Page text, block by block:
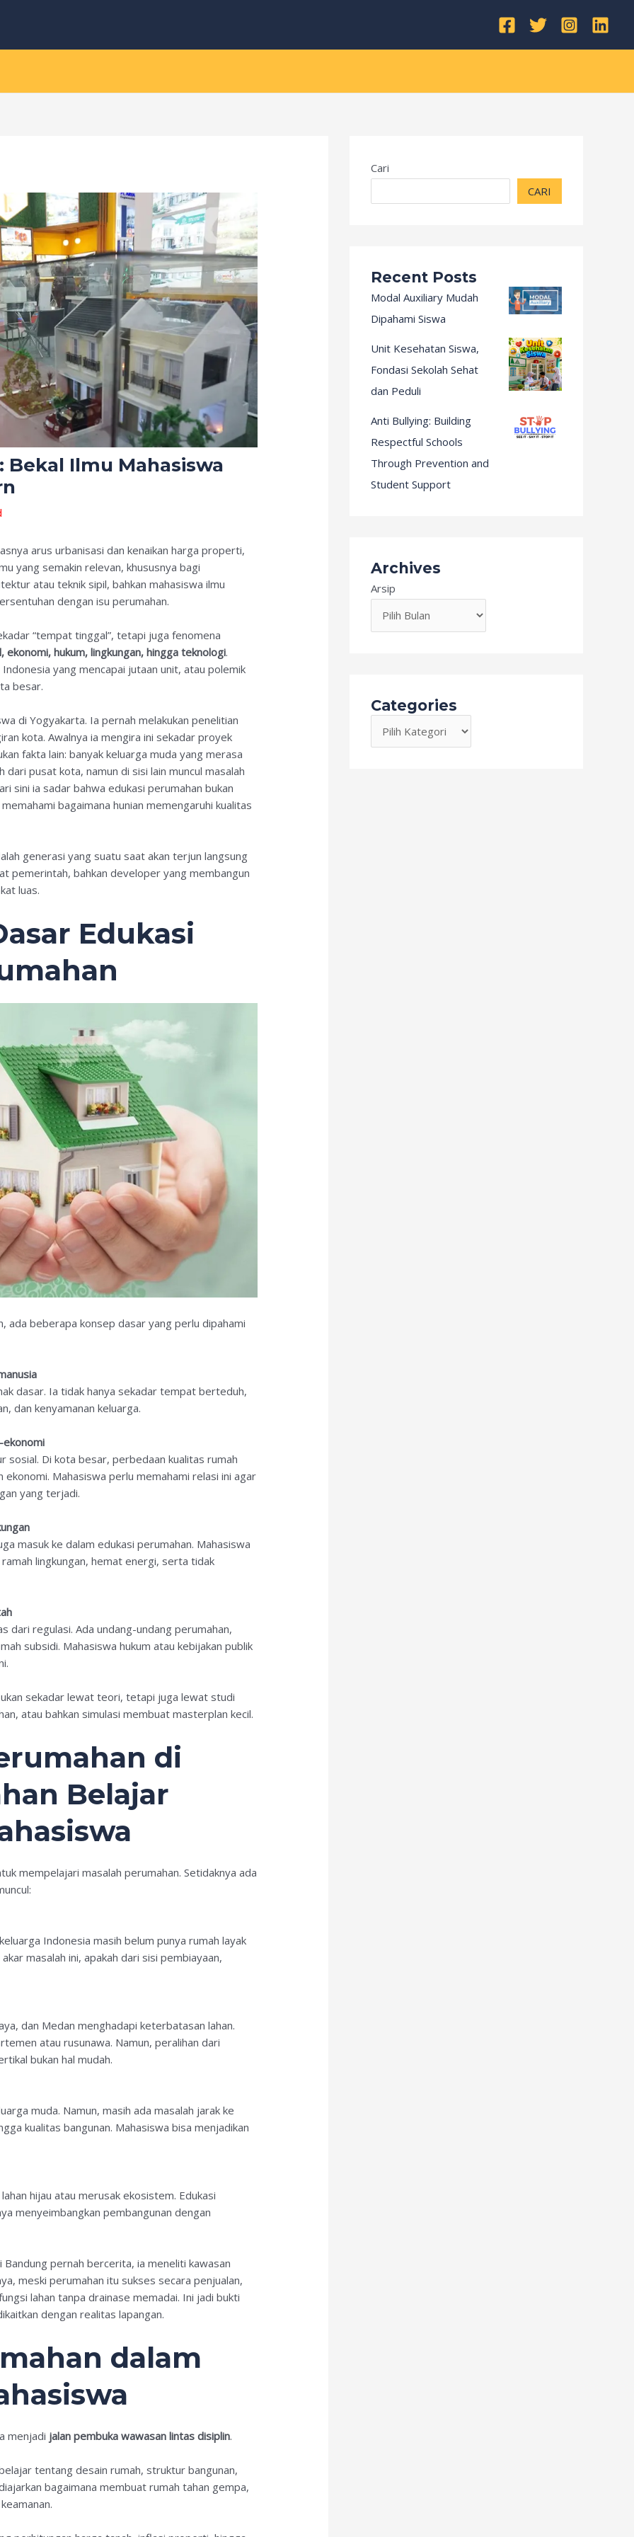
Bekal Ilmu Mahasiswa
arus urbanisasi dan kenaikan harga properti,
yang semakin relevan, khususnya bagi
atau teknik sipil, bahkan mahasiswa ilmu
dengan isu perumahan.
“tempat tinggal”, tetapi juga fenomena
ekonomi, hukum, lingkungan, hingga teknologi.
yang mencapai jutaan unit, atau polemik
besar.
di Yogyakarta. Ia pernah melakukan penelitian
kota. Awalnya ia mengira ini sekadar proyek
fakta lain: banyak keluarga muda yang merasa
pusat kota, namun di sisi lain muncul masalah
sini ia sadar bahwa edukasi perumahan bukan
bagaimana hunian memengaruhi kualitas
generasi yang suatu saat akan terjun langsung
pemerintah, bahkan developer yang membangun
luas.
Edukasi
ada beberapa konsep dasar yang perlu dipahami
dasar. Ia tidak hanya sekadar tempat berteduh,
dan kenyamanan keluarga.
ekonomi
sosial. Di kota besar, perbedaan kualitas rumah
Mahasiswa perlu memahami relasi ini agar
yang terjadi.
masuk ke dalam edukasi perumahan. Mahasiswa
lingkungan, hemat energi, serta tidak
dari regulasi. Ada undang-undang perumahan,
subsidi. Mahasiswa hukum atau kebijakan publik
sekadar lewat teori, tetapi juga lewat studi
atau bahkan simulasi membuat masterplan kecil.
di
Belajar
mempelajari masalah perumahan. Setidaknya ada
Indonesia masih belum punya rumah layak
masalah ini, apakah dari sisi pembiayaan,
dan Medan menghadapi keterbatasan lahan.
atau rusunawa. Namun, peralihan dari
bukan hal mudah.
muda. Namun, masih ada masalah jarak ke
kualitas bangunan. Mahasiswa bisa menjadikan
hijau atau merusak ekosistem. Edukasi
menyeimbangkan pembangunan dengan
pernah bercerita, ia meneliti kawasan
meski perumahan itu sukses secara penjualan,
lahan tanpa drainase memadai. Ini jadi bukti
dengan realitas lapangan.
dalam
menjadi jalan pembuka wawasan lintas disiplin.
tentang desain rumah, struktur bangunan,
bagaimana membuat rumah tahan gempa,
Cari
CARI
Recent Posts
Modal Auxiliary Mudah
Dipahami Siswa
Unit Kesehatan Siswa,
Fondasi Sekolah Sehat
dan Peduli
Anti Bullying: Building
Respectful Schools
Through Prevention and
Student Support
Archives
Arsip
Categories